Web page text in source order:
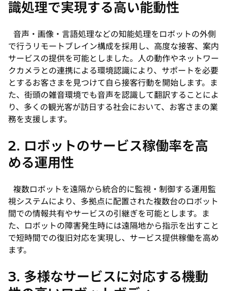
識処理で実現する高い能動性
音声・画像・言語処理などの知能処理をロボットの外側
で行うリモートブレイン構成を採用し、高度な接客、案内
サービスの提供を可能としました。人の動作やネットワー
クカメラとの連携による環境認識により、サポートを必要
とするお客さまを見つけて自ら接客行動を開始します。ま
た、街頭の雑音環境でも音声を認識して翻訳することによ
り、多くの観光客が訪日する社会において、お客さまの業
務を支援します。
2. ロボットのサービス稼働率を高
める運用性
複数ロボットを遠隔から統合的に監視・制御する運用監
視システムにより、多拠点に配置された複数台のロボット
間での情報共有やサービスの引継ぎを可能とします。ま
た、ロボットの障害発生時には遠隔地から指示を出すこと
で短時間での復旧対応を実現し、サービス提供稼働を高め
ます。
3. 多様なサービスに対応する機動